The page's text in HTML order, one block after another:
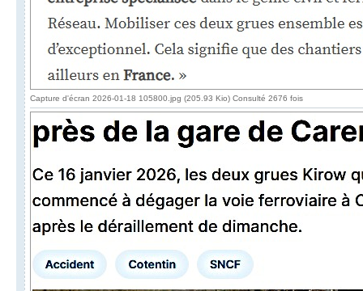
Capture d'écran 2026-01-18 105800.jpg (205.93 Kio) Consulté 2676 fois